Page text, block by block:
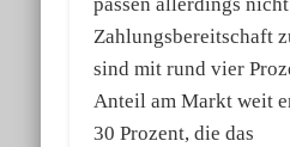
Zahlungsbereitschaft
sind mit rund vier
Anteil am Markt weit
30 Prozent, die das